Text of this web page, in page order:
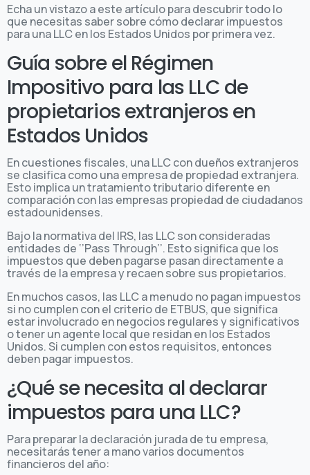
Echa un vistazo a este artículo para descubrir todo lo
que necesitas saber sobre cómo declarar impuestos
para una LLC en los Estados Unidos por primera vez.
Guía sobre el Régimen
Impositivo para las LLC de
propietarios extranjeros en
Estados Unidos
En cuestiones fiscales, una LLC con dueños extranjeros
se clasifica como una empresa de propiedad extranjera.
Esto implica un tratamiento tributario diferente en
comparación con las empresas propiedad de ciudadanos
estadounidenses.
Bajo la normativa del IRS, las LLC son consideradas
entidades de ‘’Pass Through’’. Esto significa que los
impuestos que deben pagarse pasan directamente a
través de la empresa y recaen sobre sus propietarios.
En muchos casos, las LLC a menudo no pagan impuestos
si no cumplen con el criterio de ETBUS, que significa
estar involucrado en negocios regulares y significativos
o tener un agente local que residan en los Estados
Unidos. Si cumplen con estos requisitos, entonces
deben pagar impuestos.
¿Qué se necesita al declarar
impuestos para una LLC?
Para preparar la declaración jurada de tu empresa,
necesitarás tener a mano varios documentos
financieros del año: